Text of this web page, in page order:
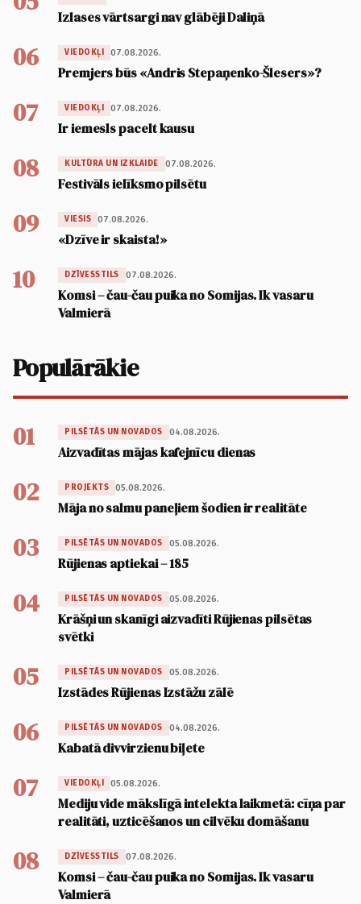
Izlases vārtsargi nav glābēji Daliņā
06 VIEDOKĻI 07.08.2026.
Premjers būs «Andris Stepaņenko-Šlesers»?
07 VIEDOKĻI 07.08.2026.
Ir iemesls pacelt kausu
08 KULTŪRA UN IZKLAIDE 07.08.2026.
Festivāls ielīksmo pilsētu
09 VIESIS 07.08.2026.
«Dzīve ir skaista!»
10 DZĪVESSTILS 07.08.2026.
Komsi – čau-čau puika no Somijas. Ik vasaru
Valmierā
Populārākie
01 PILSĒTĀS UN NOVADOS 04.08.2026.
Aizvadītas mājas kafejnīcu dienas
02 PROJEKTS 05.08.2026.
Māja no salmu paneļiem šodien ir realitāte
03 PILSĒTĀS UN NOVADOS 05.08.2026.
Rūjienas aptiekai – 185
04 PILSĒTĀS UN NOVADOS 05.08.2026.
Krāšņi un skanīgi aizvadīti Rūjienas pilsētas
svētki
05 PILSĒTĀS UN NOVADOS 05.08.2026.
Izstādes Rūjienas Izstāžu zālē
06 PILSĒTĀS UN NOVADOS 04.08.2026.
Kabatā divvirzienu biļete
07 VIEDOKĻI 05.08.2026.
Mediju vide mākslīgā intelekta laikmetā: cīņa par
realitāti, uzticēšanos un cilvēku domāšanu
08 DZĪVESSTILS 07.08.2026.
Komsi – čau-čau puika no Somijas. Ik vasaru
Valmierā